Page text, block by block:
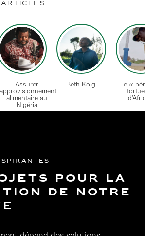
articles
Assurer
alimentaire au
Nigéria
Beth Koigi Le «
pour la
de notre